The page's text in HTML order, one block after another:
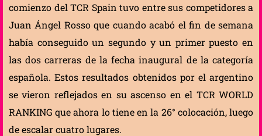
comienzo del TCR Spain tuvo entre sus competidores a
Juan Ángel Rosso que cuando acabó el fin de semana
había conseguido un segundo y un primer puesto en
las dos carreras de la fecha inaugural de la categoría
española. Estos resultados obtenidos por el argentino
se vieron reflejados en su ascenso en el TCR WORLD
RANKING que ahora lo tiene en la 26° colocación, luego
de escalar cuatro lugares.